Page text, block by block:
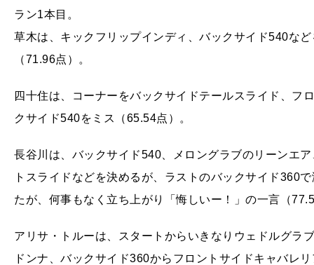
ラン1本目。
草木は、キックフリップインディ、バックサイド540な
（71.96点）。
四十住は、コーナーをバックサイドテールスライド、フ
クサイド540をミス（65.54点）。
長谷川は、バックサイド540、メロングラブのリーンエ
トスライドなどを決めるが、ラストのバックサイド360
たが、何事もなく立ち上がり「悔しいー！」の一言（
アリサ・トルーは、スタートからいきなりウェドルグラ
ドンナ、バックサイド360からフロントサイドキャバレ